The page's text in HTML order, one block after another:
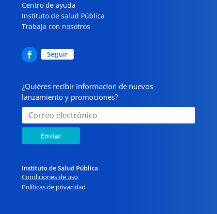
Centro de ayuda
Instituto de salud Pública
Trabaja con nosotros
Seguir
¿Quiéres recibir informacion de nuevos
lanzamiento y promociones?
Enviar
Instituto de Salud Pública
Condiciones de uso
Políticas de privacidad